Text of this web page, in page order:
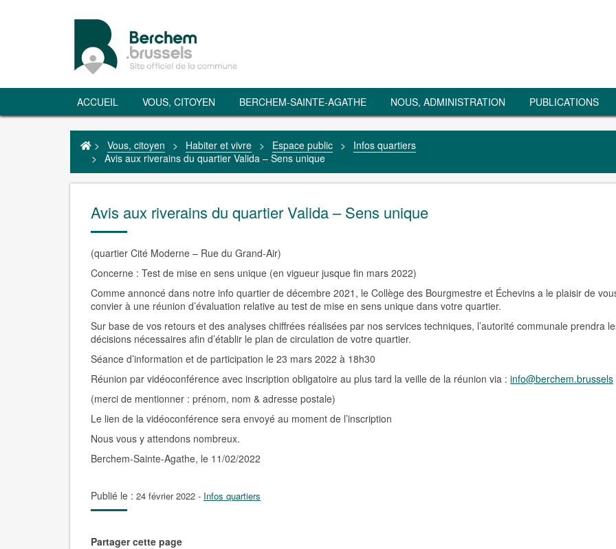
ACCUEIL VOUS, CITOYEN BERCHEM-SAINTE-AGATHE NOUS, ADMINISTRATION PUBLICATIONS
> Vous, citoyen > Habiter et vivre > Espace public >
Infos quartiers
> Avis aux riverains du quartier Valida – Sens unique
Avis aux riverains du quartier Valida – Sens unique
(quartier Cité Moderne – Rue du Grand-Air)
Concerne : Test de mise en sens unique (en vigueur jusque fin mars 2022)
Comme annoncé dans notre info quartier de décembre 2021, le Collège des Bourgmestre et Échevins a le plaisir de
convier à une réunion d’évaluation relative au test de mise en sens unique dans votre quartier.
Sur base de vos retours et des analyses chiffrées réalisées par nos services techniques, l’autorité communale prendra
décisions nécessaires afin d’établir le plan de circulation de votre quartier.
Séance d’information et de participation le 23 mars 2022 à 18h30
Réunion par vidéoconférence avec inscription obligatoire au plus tard la veille de la réunion via : info@berchem.brussels
(merci de mentionner : prénom, nom & adresse postale)
Le lien de la vidéoconférence sera envoyé au moment de l’inscription
Nous vous y attendons nombreux.
Berchem-Sainte-Agathe, le 11/02/2022
Publié le : 24 février 2022 - Infos quartiers
Partager cette page